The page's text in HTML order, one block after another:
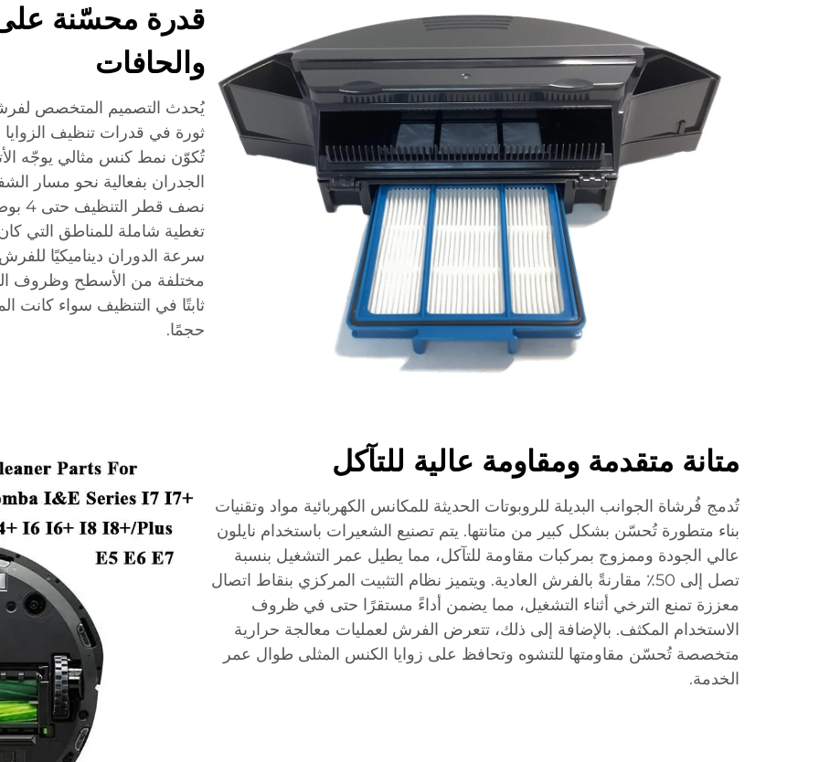
قدرة محسّنة على
والحافات
يُحدث التصميم المتخصص لفرشاة
ثورة في قدرات تنظيف الزوايا
تُكوّن نمط كنس مثالي يوجّه
الجدران بفعالية نحو مسار
تغطية شاملة للمناطق التي
سرعة الدوران ديناميكيًا
مختلفة من الأسطح وظروف
ثابتًا في التنظيف سواء كانت
حجمًا.
متانة متقدمة ومقاومة عالية للتآكل
تُدمج فُرشاة الجوانب البديلة للروبوتات الحديثة للمكانس الكهربائية مواد وتقنيات
بناء متطورة تُحسّن بشكل كبير من متانتها. يتم تصنيع الشعيرات باستخدام نايلون
عالي الجودة وممزوج بمركبات مقاومة للتآكل، مما يطيل عمر التشغيل بنسبة
تصل إلى 50٪ مقارنةً بالفرش العادية. ويتميز نظام التثبيت المركزي بنقاط اتصال
معززة تمنع الترخي أثناء التشغيل، مما يضمن أداءً مستقرًا حتى في ظروف
الاستخدام المكثف. بالإضافة إلى ذلك، تتعرض الفرش لعمليات معالجة حرارية
متخصصة تُحسّن مقاومتها للتشوه وتحافظ على زوايا الكنس المثلى طوال عمر
الخدمة.